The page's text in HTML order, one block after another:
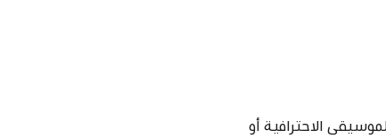
الاحترافية أو